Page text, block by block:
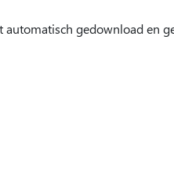
automatisch gedownload en